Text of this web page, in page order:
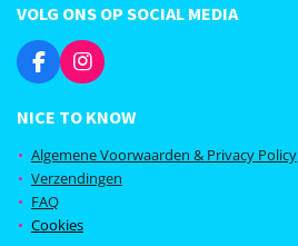
VOLG ONS OP SOCIAL MEDIA
F
a
c
e
b
o
o
k
I
n
s
a
g
r
m
NICE TO KNOW
Algemene Voorwaarden & Privacy Policy
Verzendingen
FAQ
Cookies